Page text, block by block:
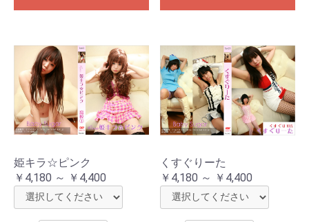
姫キラ☆ピンク
￥4,180 ～ ￥4,400
くすぐりーた
￥4,180 ～ ￥4,400